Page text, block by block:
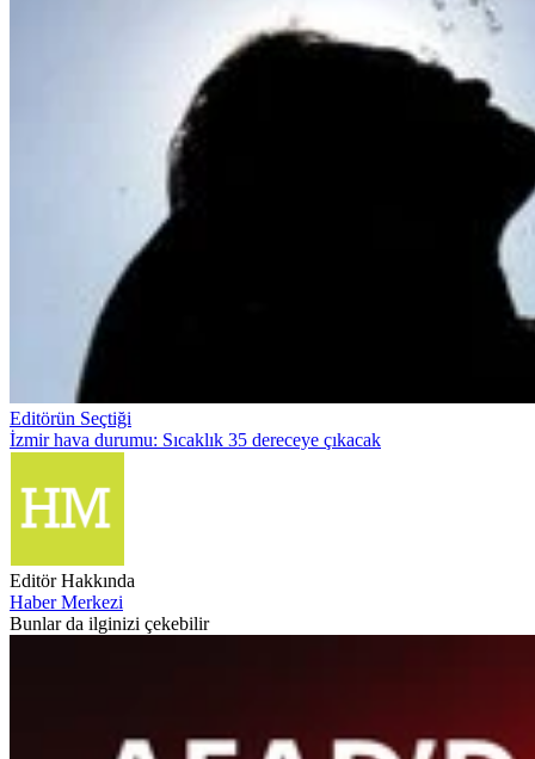
Editörün Seçtiği
İzmir hava durumu: Sıcaklık 35 dereceye çıkacak
Editör Hakkında
Haber Merkezi
Bunlar da ilginizi çekebilir